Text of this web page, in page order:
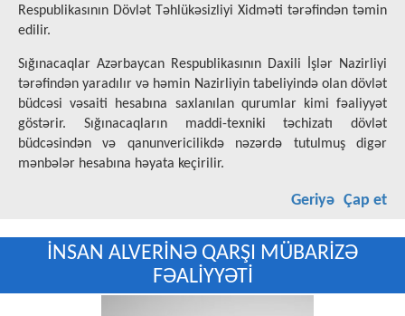
Respublikasının Dövlət Təhlükəsizliyi Xidməti tərəfindən təmin
edilir.
Sığınacaqlar Azərbaycan Respublikasının Daxili İşlər Nazirliyi
tərəfindən yaradılır və həmin Nazirliyin tabeliyində olan dövlət
büdcəsi vəsaiti hesabına saxlanılan qurumlar kimi fəaliyyət
göstərir. Sığınacaqların maddi-texniki təchizatı dövlət
büdcəsindən və qanunvericilikdə nəzərdə tutulmuş digər
mənbələr hesabına həyata keçirilir.
Çap et
Geriyə
İNSAN ALVERİNƏ QARŞI MÜBARİZƏ
FƏALİYYƏTİ